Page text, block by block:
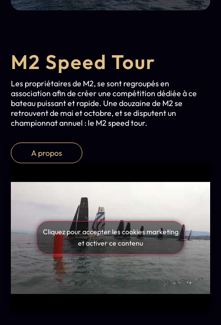
M2 Speed Tour
Les propriétaires de M2, se sont regroupés en
association afin de créer une compétition dédiée à ce
bateau puissant et rapide. Une douzaine de M2 se
retrouvent de mai et octobre, et se disputent un
championnat annuel : le M2 speed tour.
A propos
Cliquez pour accepter les cookies marketing
et activer ce contenu